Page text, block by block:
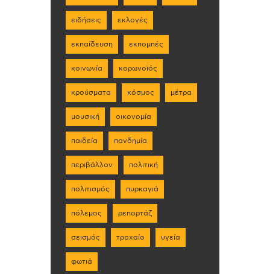
ειδήσεις εκλογές
εκπαίδευση εκπομπές
κοινωνία κορωνοϊός
κρούσματα κόσμος μέτρα
μουσική οικονομία
παιδεία πανδημία
περιβάλλον πολιτική
πολιτισμός πυρκαγιά
πόλεμος ρεπορτάζ
σεισμός τροχαίο υγεία
φωτιά